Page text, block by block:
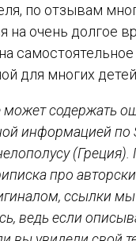
по отзывам
на очень долгое
для многих
содержать
информацией
про
ссылки
ведь если